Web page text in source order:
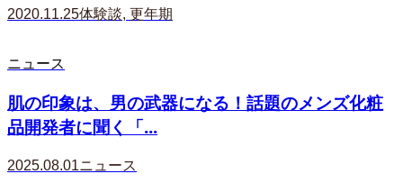
2020.11.25体験談, 更年期
ニュース
肌の印象は、男の武器になる！話題のメンズ化粧
品開発者に聞く「...
2025.08.01ニュース